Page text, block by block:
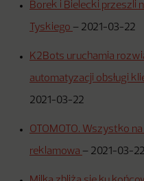
Borek i Bielecki przeszli
Tyskiego – 2021-03-22
K2Bots uruchamia
automatyzacji obsługi
2021-03-22
OTOMOTO. Wszystko
reklamowa – 2021-03-22